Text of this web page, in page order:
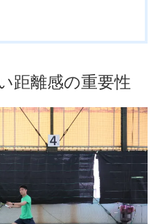
距離感の重要性